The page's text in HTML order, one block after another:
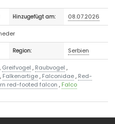
Hinzugefügt am: 08.07.2026
Region: Serbien
, Greifvogel , Raubvogel ,
, Falkenartige, Falconidae, Red-
red-footed falcon , Falco